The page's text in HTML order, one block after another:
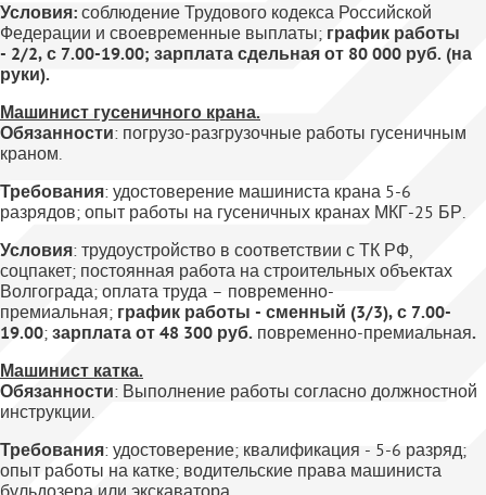
Условия: соблюдение Трудового кодекса Российской
Федерации и своевременные выплаты; график работы
- 2/2, с 7.00-19.00; зарплата сдельная от 80 000 руб. (на
руки).
Машинист гусеничного крана.
Обязанности: погрузо-разгрузочные работы гусеничным
краном.
Требования: удостоверение машиниста крана 5-6
разрядов; опыт работы на гусеничных кранах МКГ-25 БР.
Условия: трудоустройство в соответствии с ТК РФ,
соцпакет; постоянная работа на строительных объектах
Волгограда; оплата труда – повременно-
премиальная; график работы - сменный (3/3), с 7.00-
19.00; зарплата от 48 300 руб. повременно-премиальная.
Машинист катка.
Обязанности: Выполнение работы согласно должностной
инструкции.
Требования: удостоверение; квалификация - 5-6 разряд;
опыт работы на катке; водительские права машиниста
бульдозера или экскаватора.